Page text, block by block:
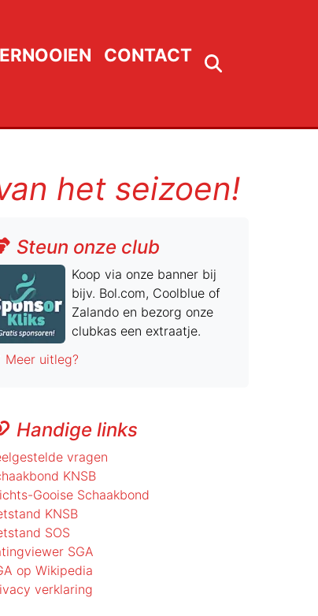
CONTACT
het seizoen!
Steun onze club
Koop via onze banner bij
bijv. Bol.com, Coolblue of
Zalando en bezorg onze
clubkas een extraatje.
Meer uitleg?
Handige links
vragen
KNSB
Gooise Schaakbond
KNSB
SOS
SGA
op Wikipedia
verklaring